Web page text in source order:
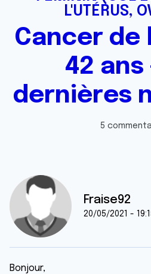
L'UTÉRUS,
Cancer de
42 ans
dernières
5
Fraise92
20/05/2021 -
Bonjour,